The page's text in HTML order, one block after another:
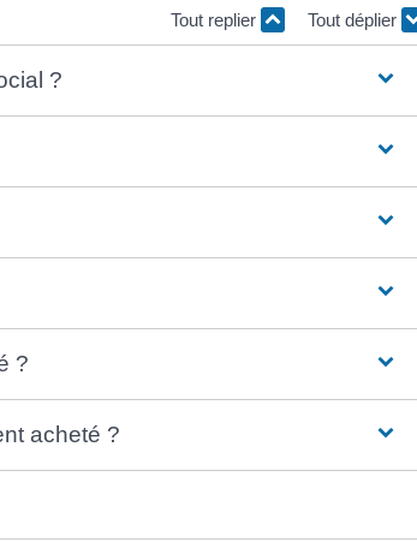
Tout replier
Tout déplier
?
?
acheté ?